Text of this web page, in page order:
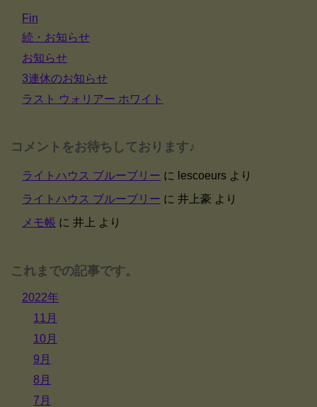
Fin
続・お知らせ
お知らせ
3連休のお知らせ
ラスト ウォリアー ホワイト
コメントをお待ちしております♪
ライトハウス ブルーブリー に lescoeurs より
ライトハウス ブルーブリー に 井上豪 より
メモ帳 に 井上 より
これまでの記事です。
2022年
11月
10月
9月
8月
7月